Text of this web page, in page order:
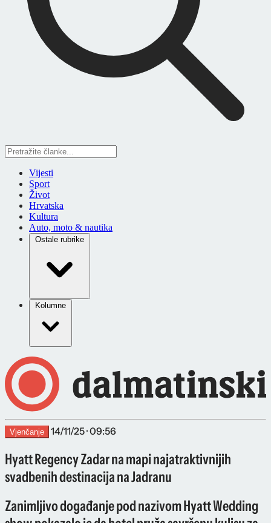
Vijesti
Sport
Život
Hrvatska
Kultura
Auto, moto & nautika
Ostale rubrike
Kolumne
Vjenčanje 14/11/25 · 09:56
Hyatt Regency Zadar na mapi najatraktivnijih
svadbenih destinacija na Jadranu
Zanimljivo događanje pod nazivom Hyatt Wedding